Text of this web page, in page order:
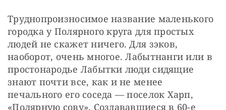
Труднопроизносимое название маленького
городка у Полярного круга для простых
людей не скажет ничего. Для зэков,
наоборот, очень многое. Лабытнанги или в
простонародье Лабытки люди сидящие
знают почти все, как и не менее
печального его соседа — ​поселок Харп,
«Полярную сову». Создававшиеся в 60-е